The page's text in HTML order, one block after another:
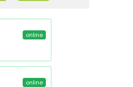
online
online